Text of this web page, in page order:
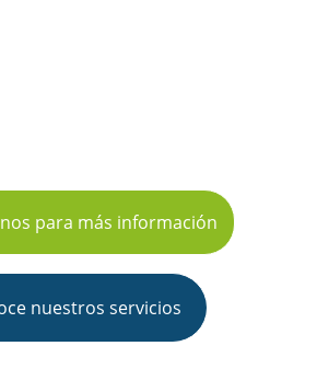
para más información
nuestros servicios